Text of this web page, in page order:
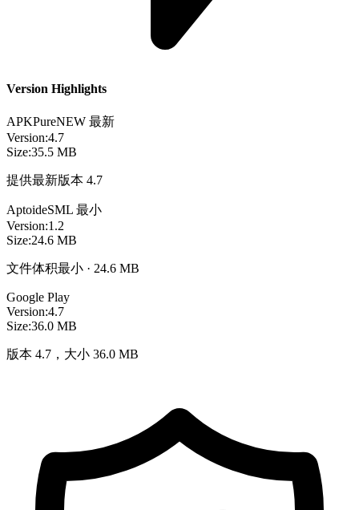
Version Highlights
APKPureNEW 最新
Version:4.7
Size:35.5 MB
提供最新版本 4.7
AptoideSML 最小
Version:1.2
Size:24.6 MB
文件体积最小 · 24.6 MB
Google Play
Version:4.7
Size:36.0 MB
版本 4.7，大小 36.0 MB